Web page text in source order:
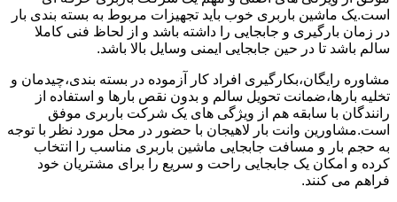
است.یک ماشین باربری خوب باید تجهیزات مربوط به بسته بندی بار
در زمان بارگیری و جابجایی را داشته باشد و از لحاظ فنی کاملا
سالم باشد تا در حین جابجایی ایمنی وسایل بالا باشد.
مشاوره رایگان،بکارگیری افراد کار آزموده در بسته بندی،چیدمان و
تخلیه بارها،ضمانت تحویل سالم و بدون نقص بارها و استفاده از
رانندگان با سابقه هم از ویژگی های یک شرکت باربری موفق
است.مشاورین وانت بار لاهیجان با حضور در محل مورد نظر با توجه
به حجم بار و مسافت جابجایی ماشین باربری مناسب را انتخاب
کرده و امکان یک جابجایی راحت و سریع را برای مشتریان خود
فراهم می کنند.